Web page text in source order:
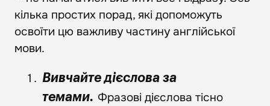
кілька простих порад, які допоможуть
освоїти цю важливу частину англійської
мови.
Вивчайте дієслова за
темами. Фразові дієслова тісно